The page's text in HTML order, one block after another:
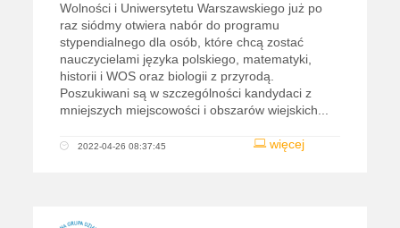
Wolności i Uniwersytetu Warszawskiego już po
raz siódmy otwiera nabór do programu
stypendialnego dla osób, które chcą zostać
nauczycielami języka polskiego, matematyki,
historii i WOS oraz biologii z przyrodą.
Poszukiwani są w szczególności kandydaci z
mniejszych miejscowości i obszarów wiejskich...
więcej
2022-04-26 08:37:45